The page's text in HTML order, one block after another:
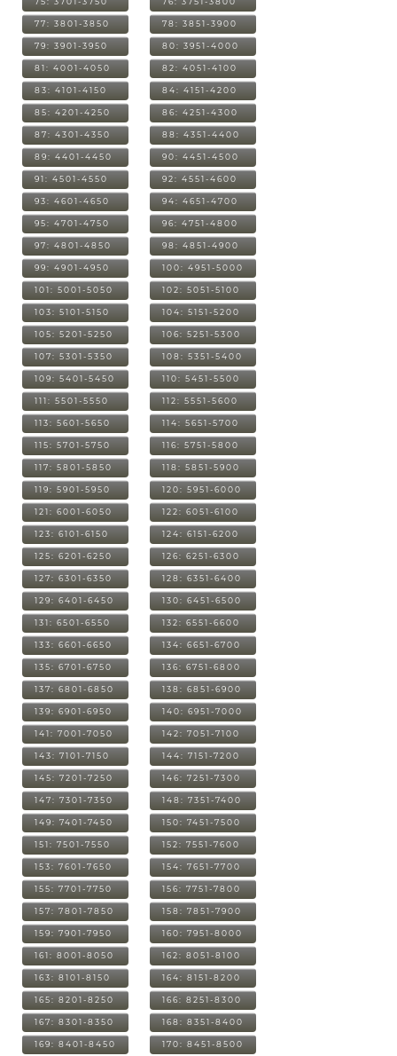
77: 3801-3850 78: 3851-3900
79: 3901-3950 80: 3951-4000
81: 4001-4050 82: 4051-4100
83: 4101-4150 84: 4151-4200
85: 4201-4250 86: 4251-4300
87: 4301-4350 88: 4351-4400
89: 4401-4450 90: 4451-4500
91: 4501-4550 92: 4551-4600
93: 4601-4650 94: 4651-4700
95: 4701-4750 96: 4751-4800
97: 4801-4850 98: 4851-4900
99: 4901-4950 100: 4951-5000
101: 5001-5050 102: 5051-5100
103: 5101-5150 104: 5151-5200
105: 5201-5250 106: 5251-5300
107: 5301-5350 108: 5351-5400
109: 5401-5450 110: 5451-5500
111: 5501-5550 112: 5551-5600
113: 5601-5650 114: 5651-5700
115: 5701-5750 116: 5751-5800
117: 5801-5850 118: 5851-5900
119: 5901-5950 120: 5951-6000
121: 6001-6050 122: 6051-6100
123: 6101-6150 124: 6151-6200
125: 6201-6250 126: 6251-6300
127: 6301-6350 128: 6351-6400
129: 6401-6450 130: 6451-6500
131: 6501-6550 132: 6551-6600
133: 6601-6650 134: 6651-6700
135: 6701-6750 136: 6751-6800
137: 6801-6850 138: 6851-6900
139: 6901-6950 140: 6951-7000
141: 7001-7050 142: 7051-7100
143: 7101-7150 144: 7151-7200
145: 7201-7250 146: 7251-7300
147: 7301-7350 148: 7351-7400
149: 7401-7450 150: 7451-7500
151: 7501-7550 152: 7551-7600
153: 7601-7650 154: 7651-7700
155: 7701-7750 156: 7751-7800
157: 7801-7850 158: 7851-7900
159: 7901-7950 160: 7951-8000
161: 8001-8050 162: 8051-8100
163: 8101-8150 164: 8151-8200
165: 8201-8250 166: 8251-8300
167: 8301-8350 168: 8351-8400
169: 8401-8450 170: 8451-8500